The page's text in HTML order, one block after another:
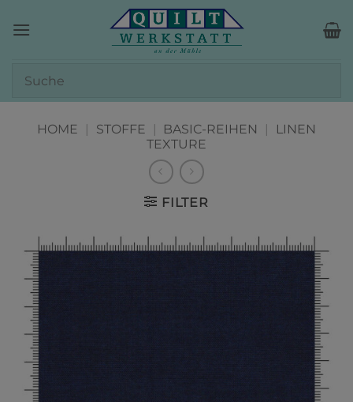
Inhalt
HOME | STOFFE | BASIC-REIHEN |
LINEN
TEXTURE
FILTER